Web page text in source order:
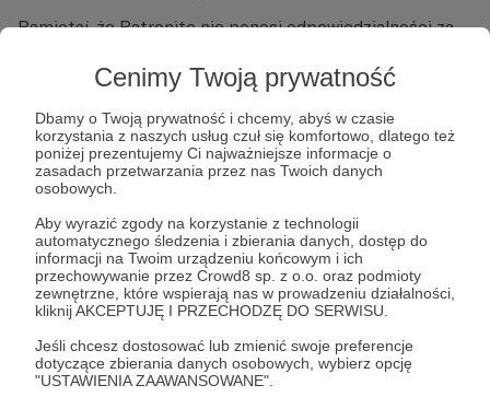
Cenimy Twoją prywatność
Dbamy o Twoją prywatność i chcemy, abyś w czasie
korzystania z naszych usług czuł się komfortowo, dlatego też
poniżej prezentujemy Ci najważniejsze informacje o
zasadach przetwarzania przez nas Twoich danych
osobowych.
Aby wyrazić zgody na korzystanie z technologii
automatycznego śledzenia i zbierania danych, dostęp do
informacji na Twoim urządzeniu końcowym i ich
przechowywanie przez Crowd8 sp. z o.o. oraz podmioty
zewnętrzne, które wspierają nas w prowadzeniu działalności,
kliknij AKCEPTUJĘ I PRZECHODZĘ DO SERWISU.
Jeśli chcesz dostosować lub zmienić swoje preferencje
dotyczące zbierania danych osobowych, wybierz opcję
"USTAWIENIA ZAAWANSOWANE".
Pamiętaj, że Patronite nie ponosi odpowiedzialności za
Nie podawaj swoich danych logowania ani informacji
Sprawdź dokładnie adres URL, zanim klikniesz przycisk
"Tak, przejdź do strony".
Jeśli masz wątpliwości, wróć do Patronite i zweryfikuj
link.
Czy na pewno chcesz kontynuować?
Tak, przejdź do strony
Pozostań na Patronite